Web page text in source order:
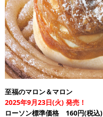
至福のマロン＆マロン
2025年9月23日(火) 発売！
ローソン標準価格 160円(税込)